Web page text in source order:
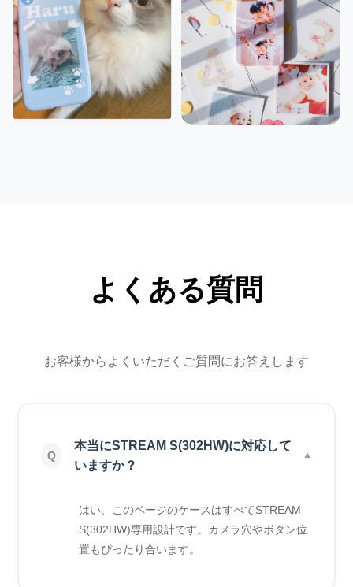
よくある質問
お客様からよくいただくご質問にお答えします
本当にSTREAM S(302HW)に対応して
いますか？
はい、このページのケースはすべてSTREAM
S(302HW)専用設計です。カメラ穴やボタン位
置もぴったり合います。